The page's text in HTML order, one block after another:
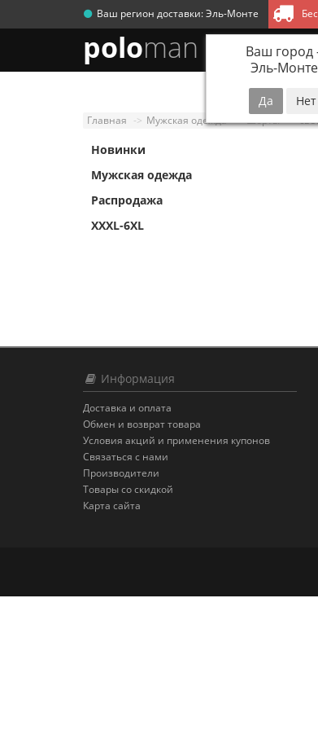
Ваш регион доставки:Эль-Монте
Ваш
Эль-Монте
poloman
Новинки
Главная Мужская одежда Шорты
Новинки
Мужская одежда
Распродажа
XXXL-6XL
Информация
Доставка и оплата
Обмен и возврат товара
Условия акций и применения купонов
Связаться с нами
Производители
Товары со скидкой
Карта сайта